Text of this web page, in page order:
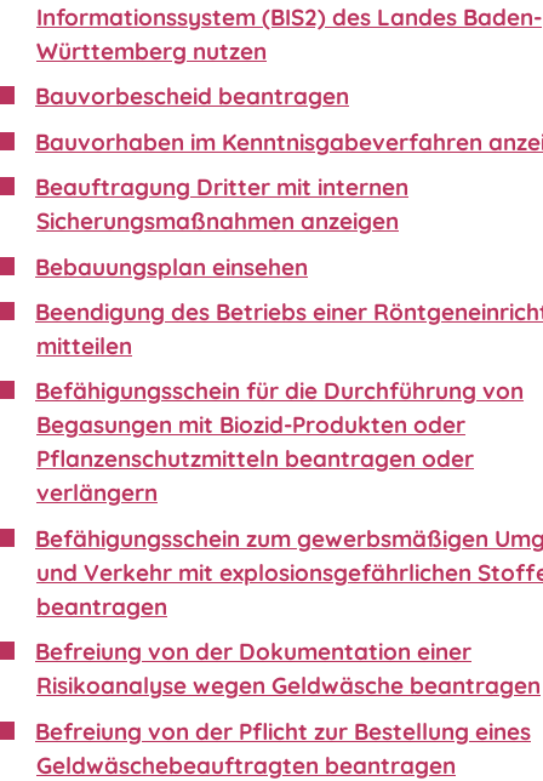
Informationssystem (BIS2) des Landes Baden-
Württemberg nutzen
Bauvorbescheid beantragen
Bauvorhaben im Kenntnisgabeverfahren
Beauftragung Dritter mit internen
Sicherungsmaßnahmen anzeigen
Bebauungsplan einsehen
Beendigung des Betriebs einer
mitteilen
Befähigungsschein für die Durchführung von
Begasungen mit Biozid-Produkten oder
Pflanzenschutzmitteln beantragen oder
verlängern
Befähigungsschein zum gewerbsmäßigen
und Verkehr mit explosionsgefährlichen
beantragen
Befreiung von der Dokumentation einer
Risikoanalyse wegen Geldwäsche beantragen
Befreiung von der Pflicht zur Bestellung eines
Geldwäschebeauftragten beantragen